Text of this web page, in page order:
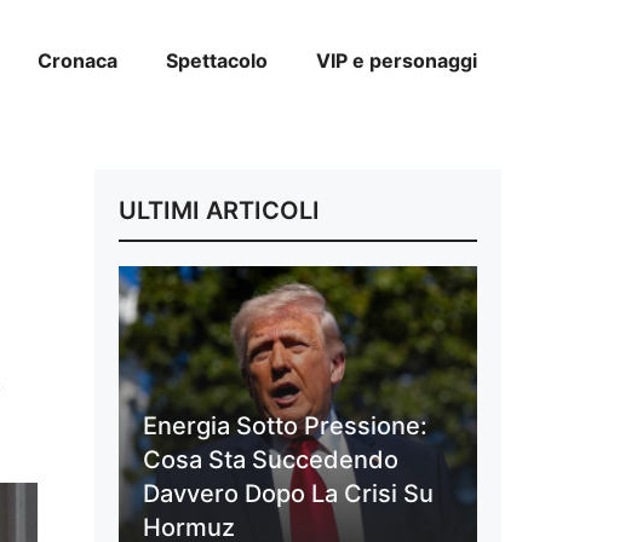
Cronaca Spettacolo VIP e personaggi
ULTIMI ARTICOLI
Energia Sotto Pressione:
Cosa Sta Succedendo
Davvero Dopo La Crisi Su
Hormuz